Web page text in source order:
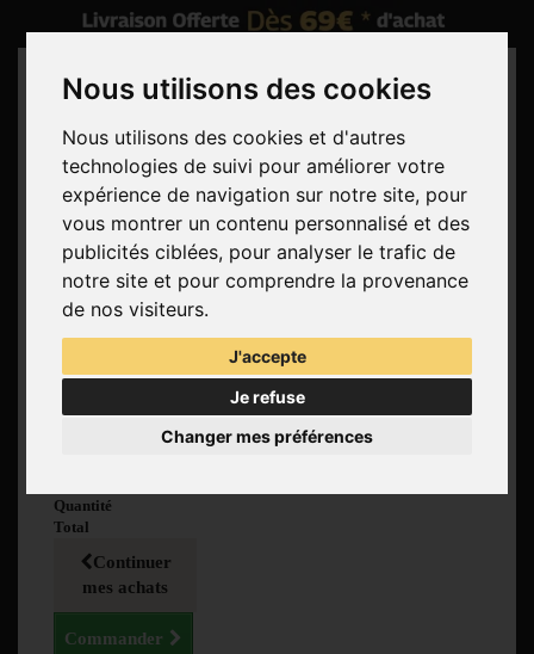
Nous utilisons des cookies
Nous utilisons des cookies et d'autres
technologies de suivi pour améliorer votre
expérience de navigation sur notre site, pour
vous montrer un contenu personnalisé et des
publicités ciblées, pour analyser le trafic de
notre site et pour comprendre la provenance
de nos visiteurs.
J'accepte
Je refuse
Changer mes préférences
Rechercher
Panier(vide)
Aucun produit
Livraison gratuite !
Livraison
Quantité
Total
Continuer
mes achats
Commander